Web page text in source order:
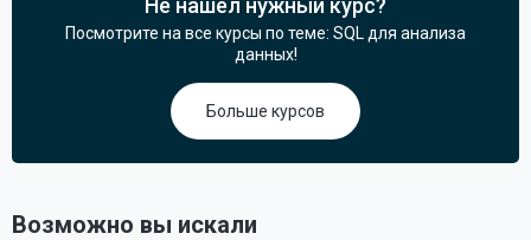
Не нашёл нужный курс?
Посмотрите на все курсы по теме: SQL для анализа
данных!
Больше курсов
Возможно вы искали